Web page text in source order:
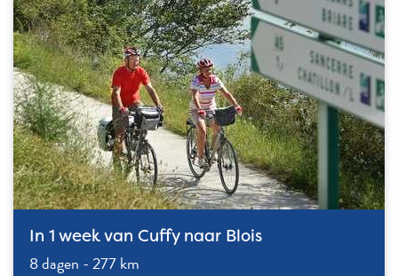
In 1 week van Cuffy naar Blois
8 dagen - 277 km